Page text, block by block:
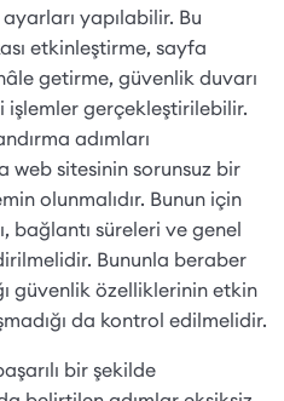
yapılabilir. Bu
etkinleştirme, sayfa
getirme, güvenlik duvarı
işlemler gerçekleştirilebilir.
adımları
web sitesinin sorunsuz bir
olunmalıdır. Bunun için
bağlantı süreleri ve genel
Bununla beraber
güvenlik özelliklerinin etkin
da kontrol edilmelidir.
bir şekilde